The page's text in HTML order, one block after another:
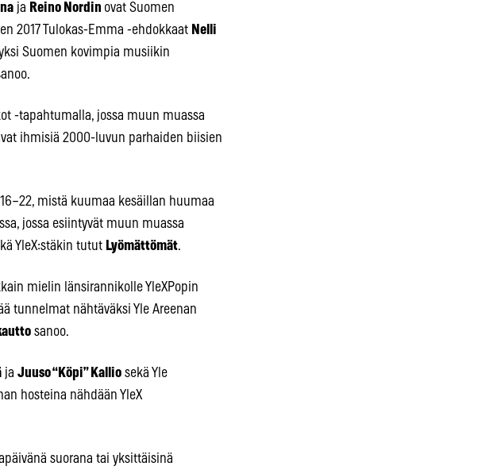
ja Reino Nordin ovat Suomen
2017 Tulokas-Emma -ehdokkaat Nelli
Suomen kovimpia musiikin
-tapahtumalla, jossa muun muassa
ihmisiä 2000-luvun parhaiden biisien
mistä kuumaa kesäillan huumaa
jossa esiintyvät muun muassa
YleX:stäkin tutut Lyömättömät.
mielin länsirannikolle YleXPopin
tunnelmat nähtäväksi Yle Areenan
sanoo.
ja Juuso “Köpi” Kallio sekä Yle
hosteina nähdään YleX
suorana tai yksittäisinä